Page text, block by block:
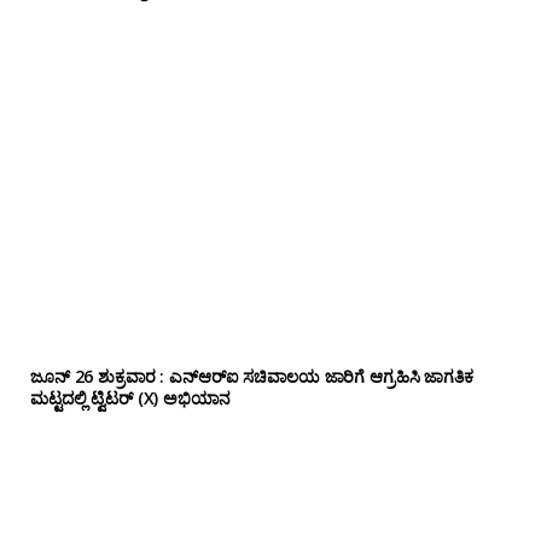
ಜೂನ್ 26 ಶುಕ್ರವಾರ : ಎನ್‌ಆರ್‌ಐ ಸಚಿವಾಲಯ ಜಾರಿಗೆ ಆಗ್ರಹಿಸಿ ಜಾಗತಿಕ
ಮಟ್ಟದಲ್ಲಿ ಟ್ವಿಟರ್ (X) ಅಭಿಯಾನ